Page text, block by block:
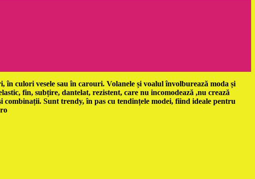
culori vesele sau în carouri. Volanele și voalul învolburează moda și
fin, subțire, dantelat, rezistent, care nu incomodează ,nu crează
Sunt trendy, în pas cu tendințele modei, fiind ideale pentru